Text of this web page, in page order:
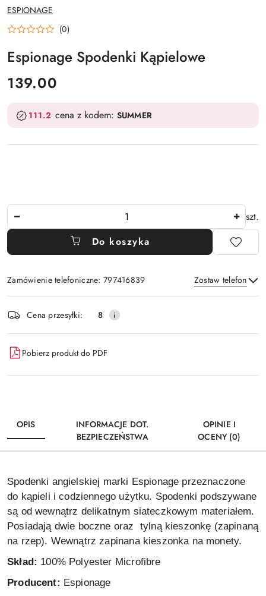
NAZWA
PRODUCENTA:
ESPIONAGE
(0)
Espionage Spodenki Kąpielowe
cena:
139.00
111.2 cena z kodem: SUMMER
szt.
Do koszyka
Zamówienie telefoniczne: 797416839 Zostaw telefon
Wyślij
i
dostawa
Cena przesyłki: 8
Pobierz produkt do PDF
OPIS
INFORMACJE DOT.
BEZPIECZEŃSTWA
OPINIE I
OCENY (0)
Spodenki angielskiej marki Espionage przeznaczone
do kąpieli i codziennego użytku. Spodenki podszywane
są od wewnątrz delikatnym siateczkowym materiałem.
Posiadają dwie boczne oraz tylną kieszonkę (zapinaną
na rzep). Wewnątrz zapinana kieszonka na monety.
Skład: 100% Polyester Microfibre
Producent: Espionage